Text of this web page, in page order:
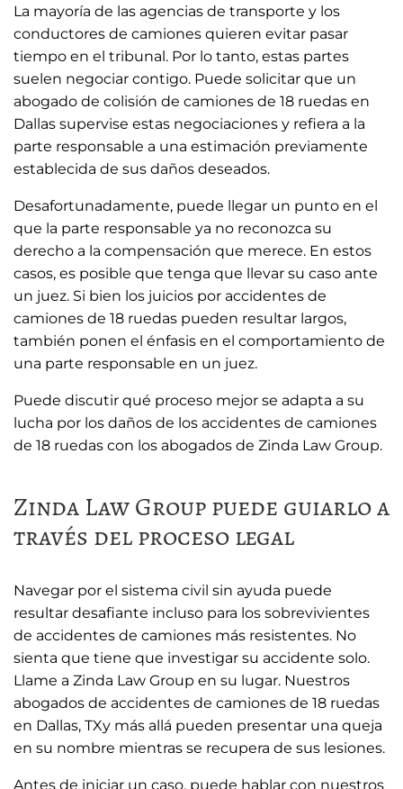
La mayoría de las agencias de transporte y los
conductores de camiones quieren evitar pasar
tiempo en el tribunal. Por lo tanto, estas partes
suelen negociar contigo. Puede solicitar que un
abogado de colisión de camiones de 18 ruedas en
Dallas supervise estas negociaciones y refiera a la
parte responsable a una estimación previamente
establecida de sus daños deseados.
Desafortunadamente, puede llegar un punto en el
que la parte responsable ya no reconozca su
derecho a la compensación que merece. En estos
casos, es posible que tenga que llevar su caso ante
un juez. Si bien los juicios por accidentes de
camiones de 18 ruedas pueden resultar largos,
también ponen el énfasis en el comportamiento de
una parte responsable en un juez.
Puede discutir qué proceso mejor se adapta a su
lucha por los daños de los accidentes de camiones
de 18 ruedas con los abogados de Zinda Law Group.
Zinda Law Group puede guiarlo a
través del proceso legal
Navegar por el sistema civil sin ayuda puede
resultar desafiante incluso para los sobrevivientes
de accidentes de camiones más resistentes. No
sienta que tiene que investigar su accidente solo.
Llame a Zinda Law Group en su lugar. Nuestros
abogados de accidentes de camiones de 18 ruedas
en Dallas, TXy más allá pueden presentar una queja
en su nombre mientras se recupera de sus lesiones.
Antes de iniciar un caso, puede hablar con nuestros